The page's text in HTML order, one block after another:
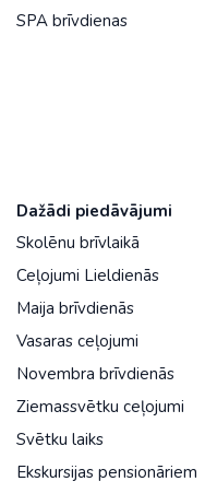
SPA brīvdienas
Dažādi piedāvājumi
Skolēnu brīvlaikā
Ceļojumi Lieldienās
Maija brīvdienās
Vasaras ceļojumi
Novembra brīvdienās
Ziemassvētku ceļojumi
Svētku laiks
Ekskursijas pensionāriem